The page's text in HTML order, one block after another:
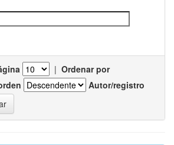
| Ordenar por
Autor/registro